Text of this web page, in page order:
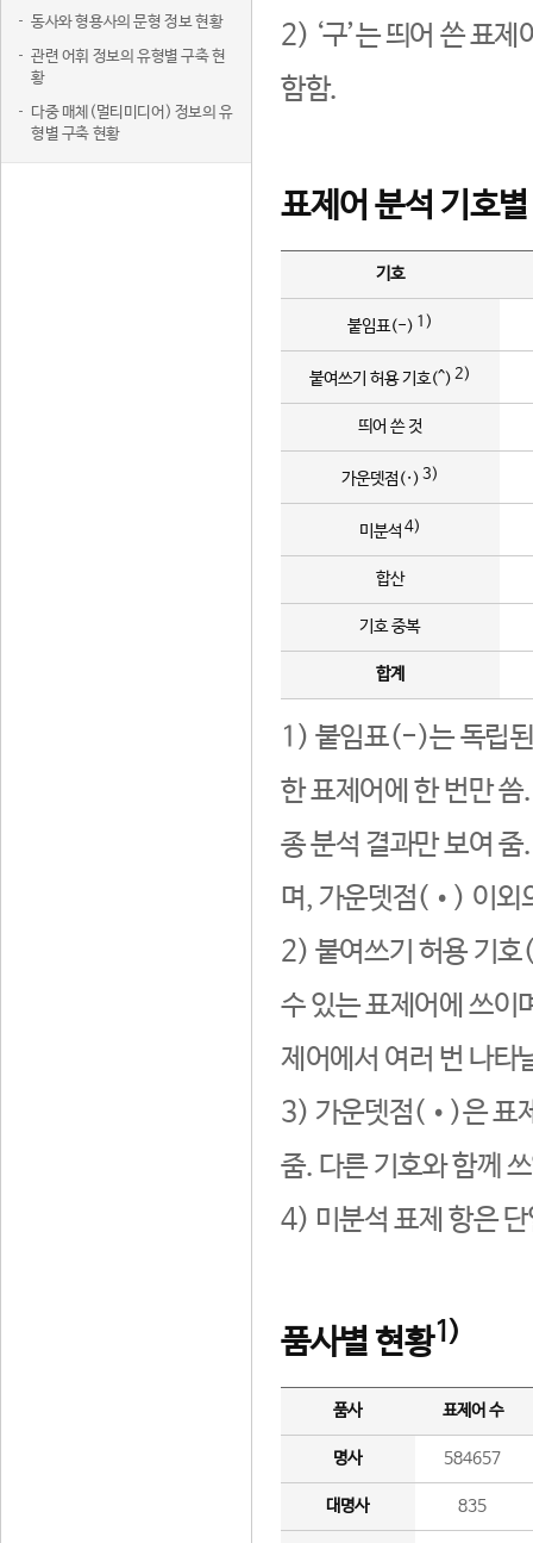
동사와 형용사의 문형 정보 현황
관련 어휘 정보의 유형별 구축 현
황
다중 매체(멀티미디어) 정보의 유
형별 구축 현황
2) ‘구’는 띄어 쓴 표
함함.
표제어 분석 기호
기호
붙임표(-) 1)
붙여쓰기 허용 기호(^) 2)
띄어 쓴 것
가운뎃점(·) 3)
미분석 4)
합산
기호 중복
합계
1) 붙임표(-)는 독립된
한 표제어에 한 번만
종 분석 결과만 보여
며, 가운뎃점(•) 이외
2) 붙여쓰기 허용 기호
수 있는 표제어에 쓰이
제어에서 여러 번 나타
3) 가운뎃점(•)은 표
줌. 다른 기호와 함께
4) 미분석 표제 항은
품사별 현황1)
품사 표제어 수
명사 584657
대명사 835